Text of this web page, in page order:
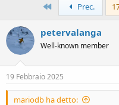
Primo Prec.
petervalanga
Well-known member
19 Febbraio 2025
mariodb ha detto: